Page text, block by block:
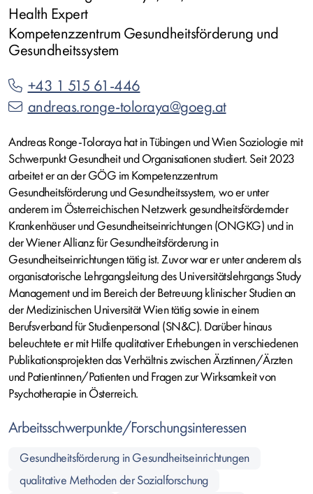
Health Expert
Kompetenzzentrum Gesundheitsförderung und
Gesundheitssystem
+43 1 515 61-446
andreas.ronge-toloraya@goeg.at
Andreas Ronge-Toloraya hat in Tübingen und Wien Soziologie mit
Schwerpunkt Gesundheit und Organisationen studiert. Seit 2023
arbeitet er an der GÖG im Kompetenzzentrum
Gesundheitsförderung und Gesundheitssystem, wo er unter
anderem im Österreichischen Netzwerk gesundheitsfördernder
Krankenhäuser und Gesundheitseinrichtungen (ONGKG) und in
der Wiener Allianz für Gesundheitsförderung in
Gesundheitseinrichtungen tätig ist. Zuvor war er unter anderem als
organisatorische Lehrgangsleitung des Universitätslehrgangs Study
Management und im Bereich der Betreuung klinischer Studien an
der Medizinischen Universität Wien tätig sowie in einem
Berufsverband für Studienpersonal (SN&C). Darüber hinaus
beleuchtete er mit Hilfe qualitativer Erhebungen in verschiedenen
Publikationsprojekten das Verhältnis zwischen Ärztinnen/Ärzten
und Patientinnen/Patienten und Fragen zur Wirksamkeit von
Psychotherapie in Österreich.
Arbeitsschwerpunkte/Forschungsinteressen
Gesundheitsförderung in Gesundheitseinrichtungen
qualitative Methoden der Sozialforschung